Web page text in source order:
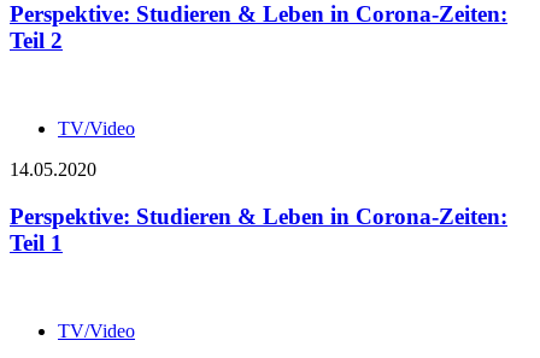
Perspektive: Studieren & Leben in Corona-Zeiten:
Teil 2
TV/Video
14.05.2020
Perspektive: Studieren & Leben in Corona-Zeiten:
Teil 1
TV/Video